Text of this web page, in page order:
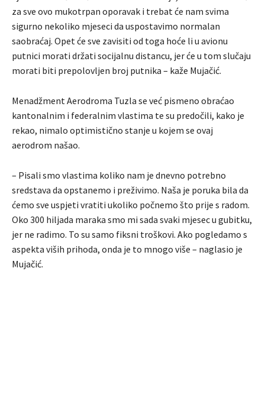
za sve ovo mukotrpan oporavak i trebat će nam svima
sigurno nekoliko mjeseci da uspostavimo normalan
saobraćaj. Opet će sve zavisiti od toga hoće li u avionu
putnici morati držati socijalnu distancu, jer će u tom slučaju
morati biti prepolovljen broj putnika – kaže Mujačić.
Menadžment Aerodroma Tuzla se već pismeno obraćao
kantonalnim i federalnim vlastima te su predočili, kako je
rekao, nimalo optimistično stanje u kojem se ovaj
aerodrom našao.
– Pisali smo vlastima koliko nam je dnevno potrebno
sredstava da opstanemo i preživimo. Naša je poruka bila da
ćemo sve uspjeti vratiti ukoliko počnemo što prije s radom.
Oko 300 hiljada maraka smo mi sada svaki mjesec u gubitku,
jer ne radimo. To su samo fiksni troškovi. Ako pogledamo s
aspekta viših prihoda, onda je to mnogo više – naglasio je
Mujačić.